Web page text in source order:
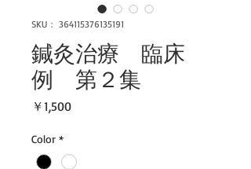
SKU： 364115376135191
鍼灸治療 臨床
例 第２集
￥1,500価
Color *